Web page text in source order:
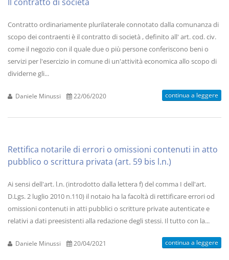
Contratto ordinariamente plurilaterale connotato dalla comunanza di
scopo dei contraenti è il contratto di società , definito all' art. cod. civ.
come il negozio con il quale due o più persone conferiscono beni o
servizi per l'esercizio in comune di un'attività economica allo scopo di
dividerne gli...
Daniele Minussi 22/06/2020 continua a leggere
Rettifica notarile di errori o omissioni contenuti in atto
pubblico o scrittura privata (art. 59 bis l.n.)
Ai sensi dell'art. l.n. (introdotto dalla lettera f) del comma I dell'art.
D.Lgs. 2 luglio 2010 n.110) il notaio ha la facoltà di rettificare errori od
omissioni contenuti in atti pubblici o scritture private autenticate e
relativi a dati preesistenti alla redazione degli stessi. Il tutto con la...
Daniele Minussi 20/04/2021 continua a leggere